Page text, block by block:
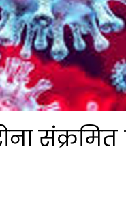
संक्रमित